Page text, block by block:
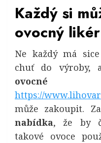
Každý si
ovocný likér
Ne každý má
chuť do výroby,
https://
může zakoupit.
nabídka, že by
takové ovoce